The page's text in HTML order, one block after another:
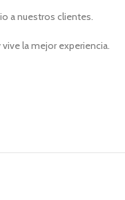
a nuestros clientes.
la mejor experiencia.